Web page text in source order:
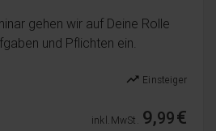
gehen wir auf Deine Rolle
und Pflichten ein.
trending_up Einsteiger
inkl. MwSt. 9,99€